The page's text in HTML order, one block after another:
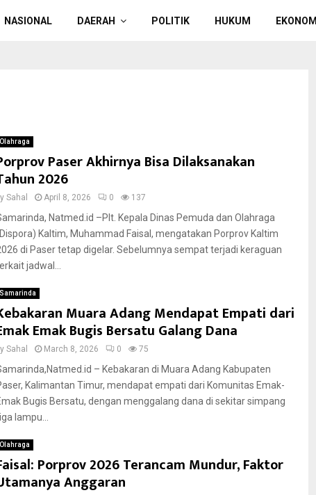
NASIONAL DAERAH POLITIK HUKUM EKONOMI
Olahraga
Paser Akhirnya Bisa Dilaksanakan
2026
Sahal April 8, 2026 0 137
Natmed.id –Plt. Kepala Dinas Pemuda dan Olahraga
Kaltim, Muhammad Faisal, mengatakan Porprov Kaltim
di Paser tetap digelar. Sebelumnya sempat terjadi keraguan
jadwal...
Samarinda
Muara Adang Mendapat Empati dari
Emak Bugis Bersatu Galang Dana
Sahal March 8, 2026 0 75
– Kebakaran di Muara Adang Kabupaten
Kalimantan Timur, mendapat empati dari Komunitas Emak-
Bugis Bersatu, dengan menggalang dana di sekitar simpang
lampu...
Olahraga
Porprov 2026 Terancam Mundur, Faktor
Anggaran